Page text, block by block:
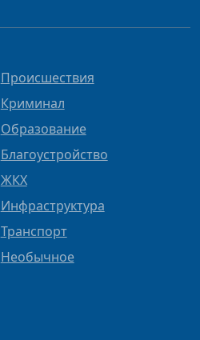
Происшествия
Криминал
Образование
Благоустройство
ЖКХ
Инфраструктура
Транспорт
Необычное